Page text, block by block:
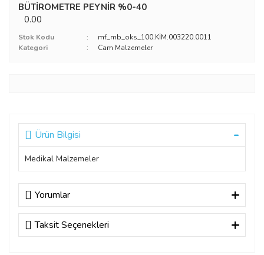
BÜTİROMETRE PEYNİR %0-40
0.00
Stok Kodu
mf_mb_oks_100.KİM.003220.0011
Kategori
Cam Malzemeler
Ürün Bilgisi
Medikal Malzemeler
Yorumlar
Bu ürüne ilk yorumu siz yapın!
Taksit Seçenekleri